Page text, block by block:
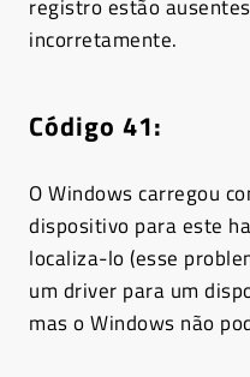
registro estão
incorretamente.
Código 41:
O Windows carregou
dispositivo para este
localiza-lo (esse
um driver para um
mas o Windows não